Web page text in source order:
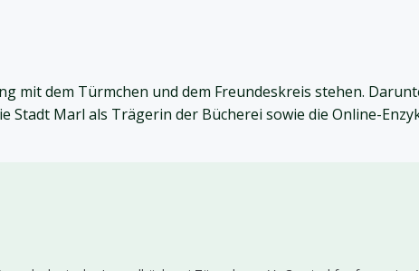
mit dem Türmchen und dem Freundeskreis stehen.
Stadt Marl als Trägerin der Bücherei sowie die Online-